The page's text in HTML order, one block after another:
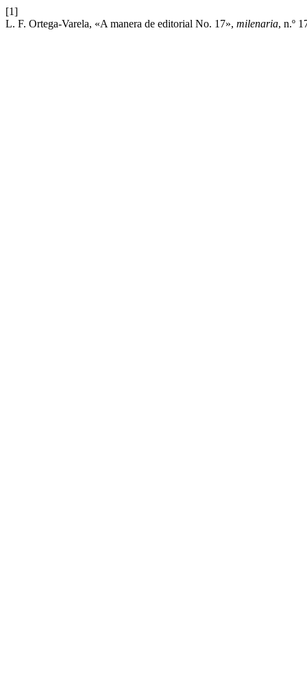
[1]
L. F. Ortega-Varela, «A manera de editorial No. 17», milenaria, n.º